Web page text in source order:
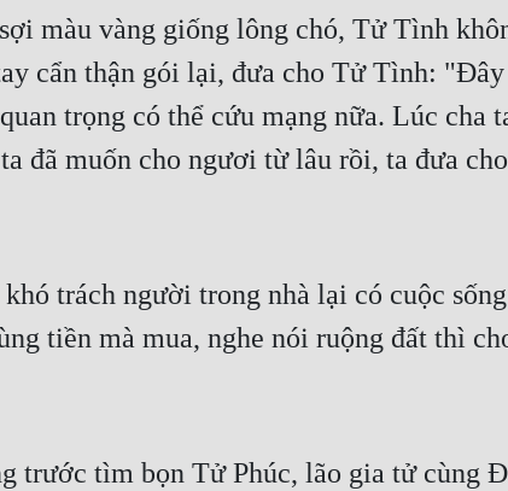
màu vàng giống lông chó, Tử Tình
cẩn thận gói lại, đưa cho Tử Tình:
trọng có thể cứu mạng nữa. Lúc cha
đã muốn cho ngươi từ lâu rồi, ta đưa
trách người trong nhà lại có cuộc
tiền mà mua, nghe nói ruộng đất thì
trước tìm bọn Tử Phúc, lão gia tử cùng